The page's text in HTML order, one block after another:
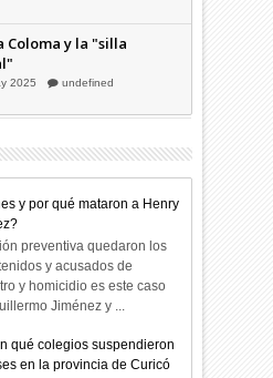
Coloma y la "silla
2025 undefined
y por qué mataron a Henry
preventiva quedaron los
y acusados de
y homicidio es este caso
Jiménez y ...
qué colegios suspendieron
en la provincia de Curicó